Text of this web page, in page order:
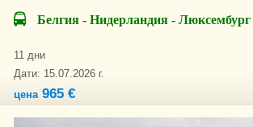
Белгия - Нидерландия - Люксембург
11 дни
Дати: 15.07.2026 г.
цена965 €